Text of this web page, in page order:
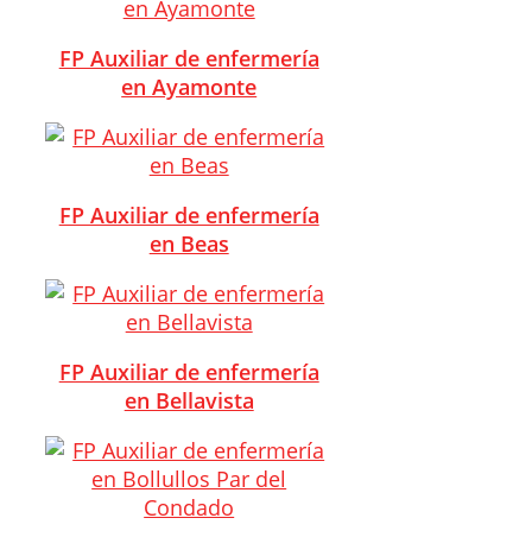
FP Auxiliar de enfermería
en Ayamonte
FP Auxiliar de enfermería
en Beas
FP Auxiliar de enfermería
en Bellavista